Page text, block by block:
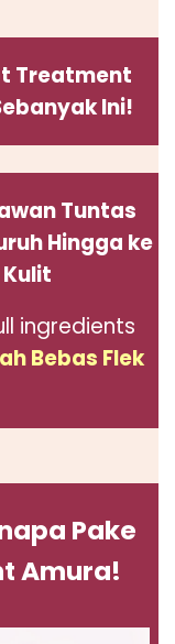
Treatment
Ini!
Tuntas
Hingga ke
ingredients
Bebas Flek
Pake
Amura!